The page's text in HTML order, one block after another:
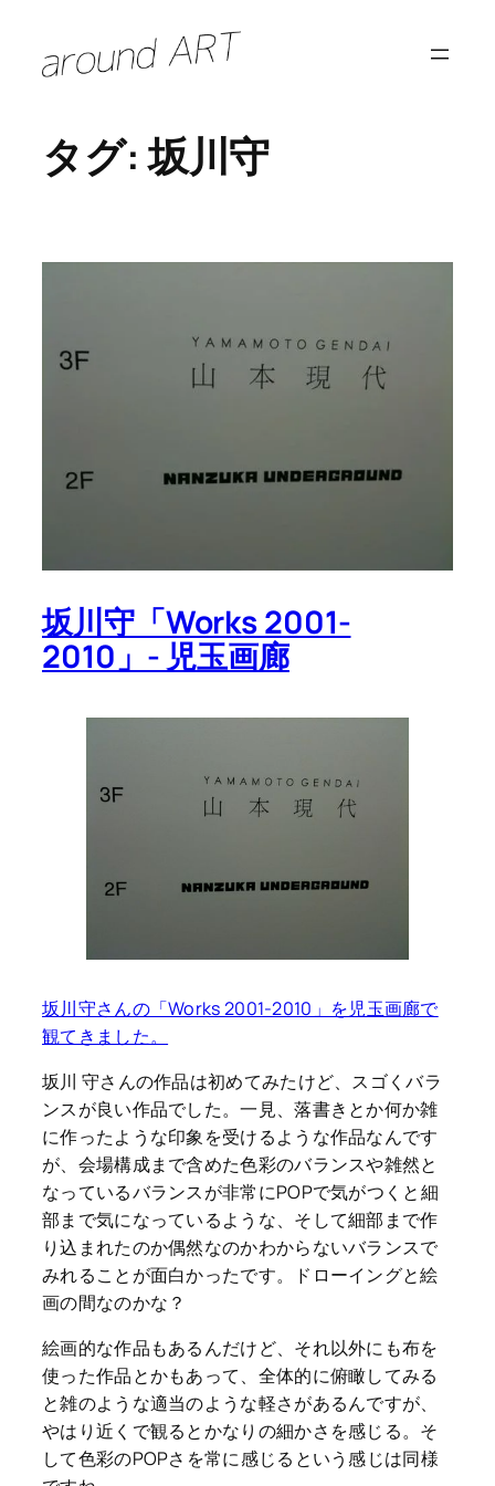
タグ:坂川守
坂川守「Works 2001-
2010」- 児玉画廊
坂川守さんの「Works 2001-2010」を児玉画廊で
観てきました。
坂川 守さんの作品は初めてみたけど、スゴくバラ
ンスが良い作品でした。一見、落書きとか何か雑
に作ったような印象を受けるような作品なんです
が、会場構成まで含めた色彩のバランスや雑然と
なっているバランスが非常にPOPで気がつくと細
部まで気になっているような、そして細部まで作
り込まれたのか偶然なのかわからないバランスで
みれることが面白かったです。ドローイングと絵
画の間なのかな？
絵画的な作品もあるんだけど、それ以外にも布を
使った作品とかもあって、全体的に俯瞰してみる
と雑のような適当のような軽さがあるんですが、
やはり近くで観るとかなりの細かさを感じる。そ
して色彩のPOPさを常に感じるという感じは同様